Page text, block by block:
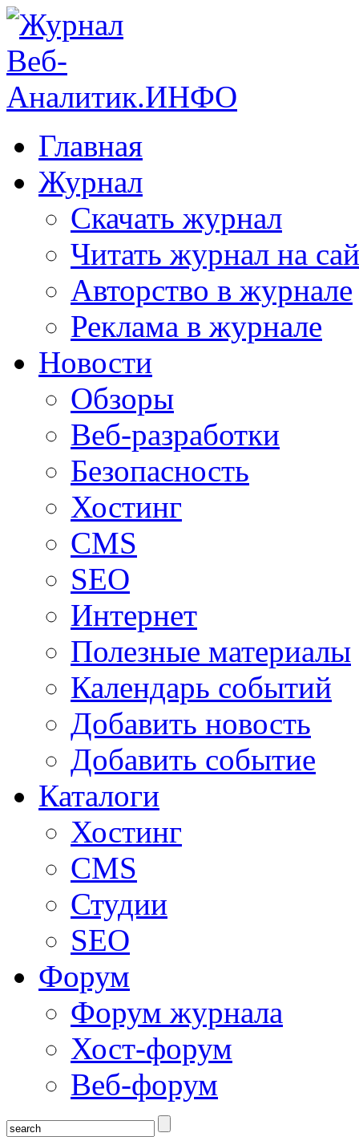
Главная
Журнал
Скачать журнал
Читать журнал на
Авторство в журнале
Реклама в журнале
Новости
Обзоры
Веб-разработки
Безопасность
Хостинг
CMS
SEO
Интернет
Полезные материалы
Календарь событий
Добавить новость
Добавить событие
Каталоги
Хостинг
CMS
Студии
SEO
Форум
Форум журнала
Хост-форум
Веб-форум